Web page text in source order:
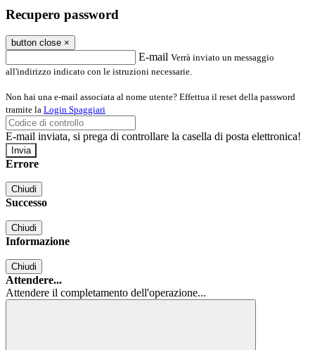
Recupero password
button close ×
E-mail Verrà inviato un messaggio
all'indirizzo indicato con le istruzioni necessarie.
Non hai una e-mail associata al nome utente? Effettua il reset della password
tramite la Login Spaggiari
E-mail inviata, si prega di controllare la casella di posta elettronica!
Errore
Chiudi
Successo
Chiudi
Informazione
Chiudi
Attendere...
Attendere il completamento dell'operazione...